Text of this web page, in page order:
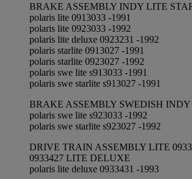
BRAKE ASSEMBLY INDY LITE
polaris lite 0913033 -1991
polaris lite 0923033 -1992
polaris lite deluxe 0923231 -1992
polaris starlite 0913027 -1991
polaris starlite 0923027 -1992
polaris swe lite s913033 -1991
polaris swe starlite s913027 -1991
BRAKE ASSEMBLY SWEDISH
polaris swe lite s923033 -1992
polaris swe starlite s923027 -1992
DRIVE TRAIN ASSEMBLY LITE
0933427 LITE DELUXE
polaris lite deluxe 0933431 -1993